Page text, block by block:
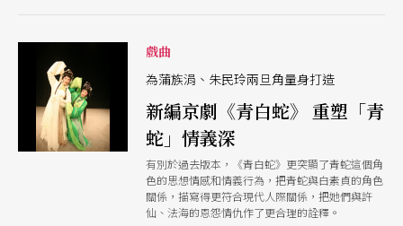
演員精湛的表演技巧與詮釋，最終結合舞台視覺的
整體美學呈現，讓觀眾收穫滿滿而強烈的觀劇體
驗，以心印心直覺傳達人生愁歡愛苦之嘆。 義興
閣掌中劇團《GG冒險野郎》 2021/03/19 台北 大稻
埕永樂廣場 此作取材自西班牙作家賽萬提斯的經
典著作《唐吉訶德》，將主角「唐吉訶德」那些在
探問，於虛幻與現實世界之間穿梭，映照當代社會
的種種現象與價值觀。《GG冒險野郎》延續義興
閣掌中劇團獨樹一幟的「布袋戲搖滾音樂劇」形
式，
戲曲
為蒲族涓、朱民玲兩旦角量身打造
新編京劇《青白蛇》 重塑「青
蛇」情義深
有別於過去版本，《青白蛇》更突顯了青蛇這個角
色的思想情感和情義行為，把青蛇與白素貞的角色
關係，描寫得更符合現代人際關係，把她們與許
仙、法海的恩怨情仇作了更合理的詮釋。